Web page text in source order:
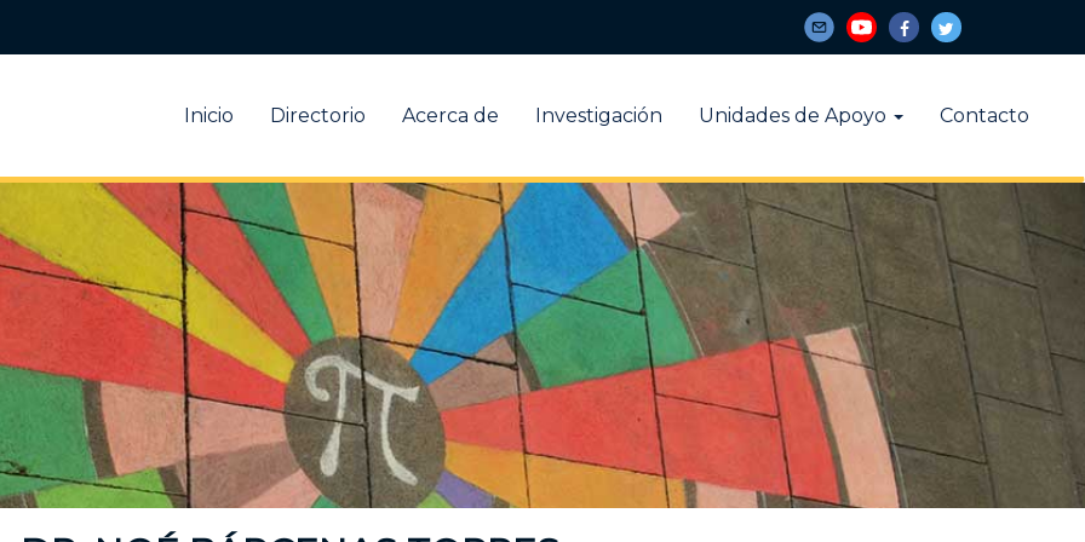
Inicio Directorio Acerca de Investigación Unidades de Apoyo Contacto